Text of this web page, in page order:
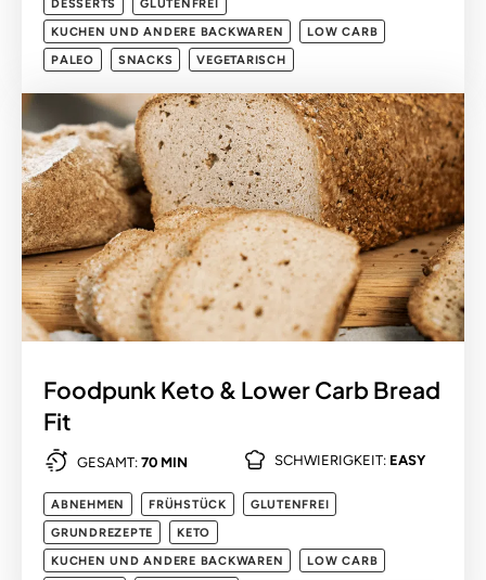
DESSERTS
GLUTENFREI
KUCHEN UND ANDERE BACKWAREN
LOW CARB
PALEO
SNACKS VEGETARISCH
Foodpunk Keto & Lower Carb Bread
Fit
GESAMT: 70 MIN SCHWIERIGKEIT: EASY
ABNEHMEN FRÜHSTÜCK
GLUTENFREI
GRUNDREZEPTE
KETO
KUCHEN UND ANDERE BACKWAREN
LOW CARB